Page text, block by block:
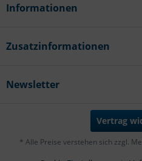
Informationen
Zusatzinformationen
Newsletter
Vertrag
* Alle Preise verstehen sich zzgl.